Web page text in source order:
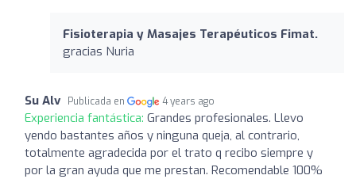
Fisioterapia y Masajes Terapéuticos Fimat.
gracias Nuria
Su Alv Publicada en 4 years ago
Experiencia fantástica: Grandes profesionales. Llevo
yendo bastantes años y ninguna queja, al contrario,
totalmente agradecida por el trato q recibo siempre y
por la gran ayuda que me prestan. Recomendable 100%